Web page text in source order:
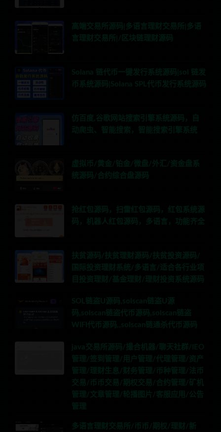
高端交易所源码|多语言理财交易所|多语
言理财交易所|/区块链理财源码
Solana 链代币一键发行系统源码|sol 链发
币系统源码|Solana SPL代币发行系统源码
仿百度,谷歌网站搜索引擎系统源码，自
动爬虫、智能搜索，智能搜索引擎系统
虚拟币/黄金/铂金/微盘/外汇/资金盘系
统源码/合约综合盘源码
抢红包源码，扫雷红包源码，红包系统源
码，机器人红包源码，多语言，功能齐全
扶贫源码/扶贫理财源码/扶贫投资源码/
国际投资理财系统/多语言/适合各行业项
目投资理财/基金理财/理财投资系统源码
SOL链盗U源码,solscan链盗U源
码,solscan链盗代币源码,solscan链盗
WIFI代币源码,,solscan链通杀代币源码
java交易所源码/撮合机器/聊天社群/IEO
管理/签到管理/用户管理/代理管理/资产
管理/理财生息/财务管理/币种管理/法币
交易/币币交易/期权交易/合约管理/矿机
管理/文章管理/轮播图片/客服应用/公告
管理
多语言理财交易所/币币/期权/理财/新